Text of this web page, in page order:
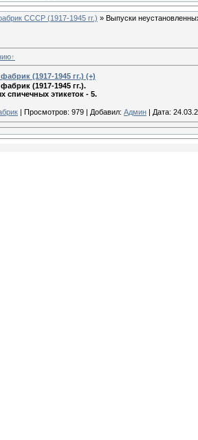
СССР (1917-1945 гг.) » Выпуски
(1917-1945 гг.) (+)
(1917-1945 гг.).
спичечных этикеток - 5.
| Просмотров: 979 | Добавил: Админ | Дата: